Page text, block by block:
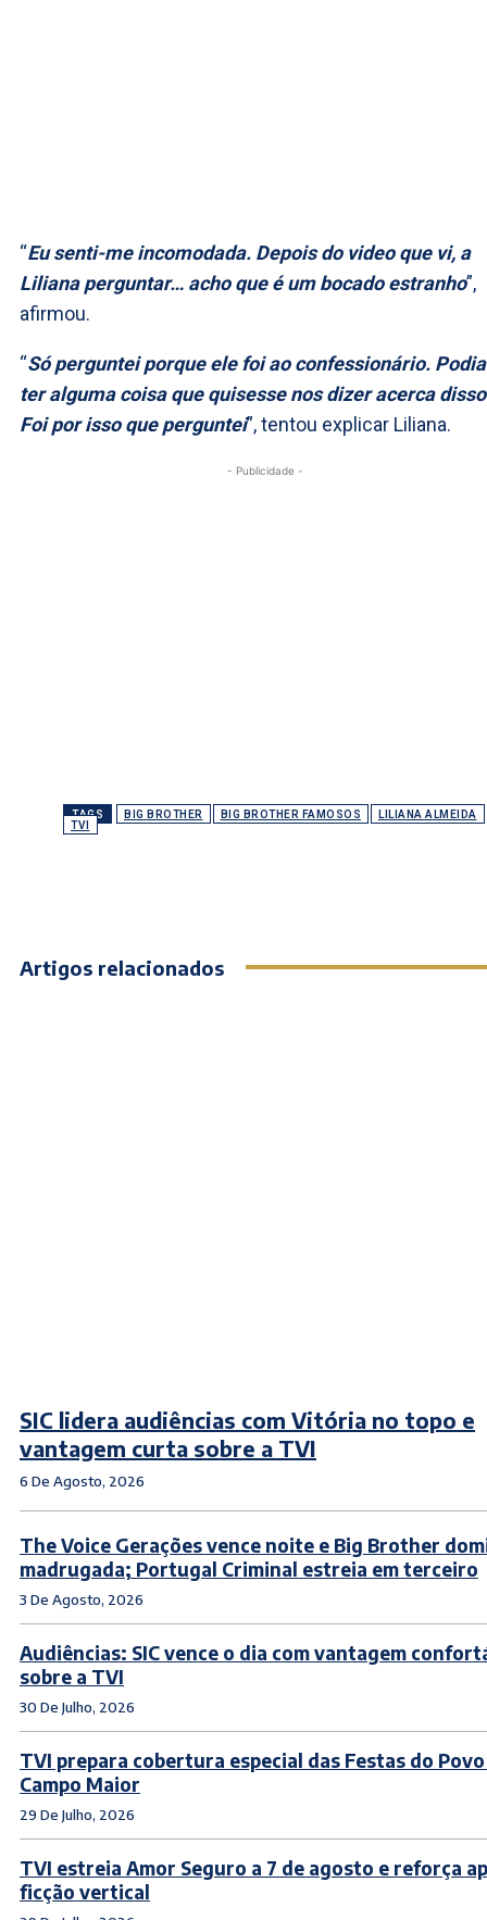
“Eu senti-me incomodada. Depois do video que vi, a
Liliana perguntar… acho que é um bocado estranho”,
afirmou.
“Só perguntei porque ele foi ao confessionário. Podia
ter alguma coisa que quisesse nos dizer acerca
Foi por isso que perguntei”, tentou explicar Liliana.
- Publicidade -
TAGS BIG BROTHER BIG BROTHER FAMOSOS
LILIANA ALMEIDA
TVI
Artigos relacionados
SIC lidera audiências com Vitória no topo e
vantagem curta sobre a TVI
6 De Agosto, 2026
The Voice Gerações vence noite e Big Brother
madrugada; Portugal Criminal estreia em terceiro
3 De Agosto, 2026
Audiências: SIC vence o dia com vantagem
sobre a TVI
30 De Julho, 2026
TVI prepara cobertura especial das Festas do
Campo Maior
29 De Julho, 2026
TVI estreia Amor Seguro a 7 de agosto e reforça
ficção vertical